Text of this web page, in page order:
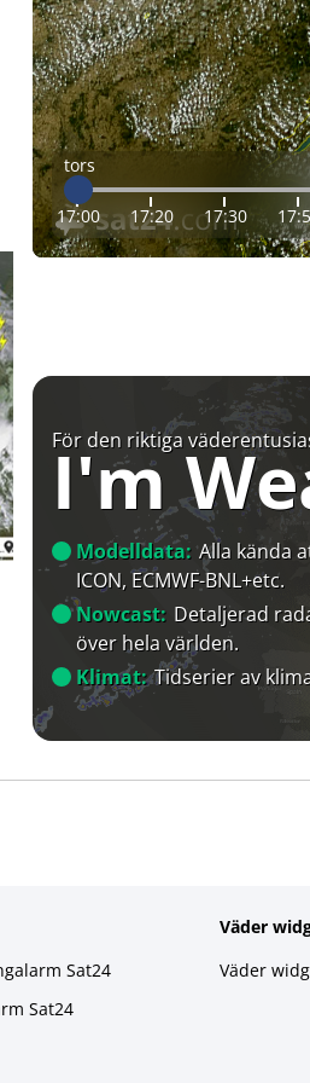
tors
17:00 17:20 17:30
För den riktiga
I'm
Modelldata: Alla kända
ICON, ECMWF-BNL+etc.
Nowcast: Detaljerad
över hela världen.
Klimat: Tidserier av
Sat24
Sat24
Väder
Väder